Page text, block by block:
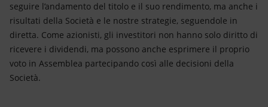
seguire l’andamento del titolo e il suo rendimento, ma anche i
risultati della Società e le nostre strategie, seguendole in
diretta. Come azionisti, gli investitori non hanno solo diritto di
ricevere i dividendi, ma possono anche esprimere il proprio
voto in Assemblea partecipando così alle decisioni della
Società.